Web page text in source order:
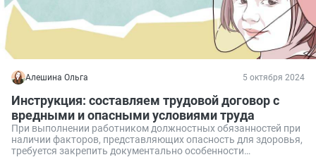
Алешина Ольга 5 октября 2024
Инструкция: составляем трудовой договор с
вредными и опасными условиями труда
При выполнении работником должностных обязанностей при
наличии факторов, представляющих опасность для здоровья,
требуется закрепить документально особенности